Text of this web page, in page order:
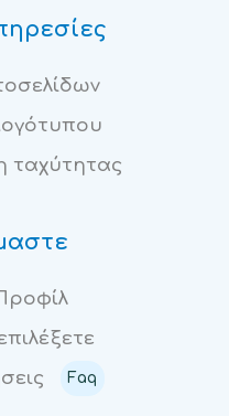
ταχύτητας
Faq